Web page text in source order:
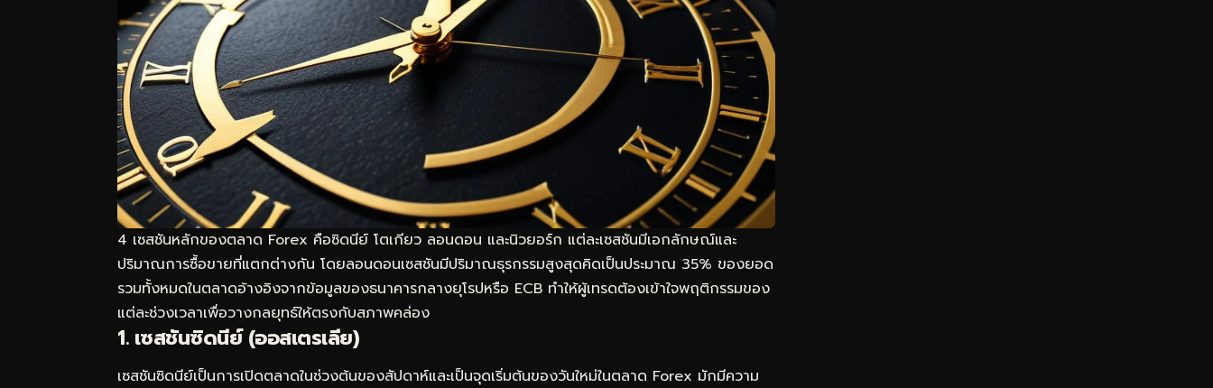
4 เซสชันหลักของตลาด Forex คือซิดนีย์ โตเกียว ลอนดอน และนิวยอร์ก แต่ละเซสชันมีเอกลักษณ์และ
ปริมาณการซื้อขายที่แตกต่างกัน โดยลอนดอนเซสชันมีปริมาณธุรกรรมสูงสุดคิดเป็นประมาณ 35% ของยอด
รวมทั้งหมดในตลาดอ้างอิงจากข้อมูลของธนาคารกลางยุโรปหรือ ECB ทำให้ผู้เทรดต้องเข้าใจพฤติกรรมของ
แต่ละช่วงเวลาเพื่อวางกลยุทธ์ให้ตรงกับสภาพคล่อง
1. เซสชันซิดนีย์ (ออสเตรเลีย)
เซสชันซิดนีย์เป็นการเปิดตลาดในช่วงต้นของสัปดาห์และเป็นจุดเริ่มต้นของวันใหม่ในตลาด Forex มักมีความ